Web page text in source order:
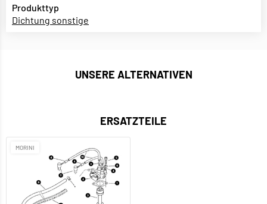
Produkttyp
Dichtung sonstige
UNSERE ALTERNATIVEN
ERSATZTEILE
MORINI